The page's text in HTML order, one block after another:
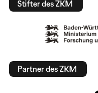
Stifter des ZKM
Partner des ZKM